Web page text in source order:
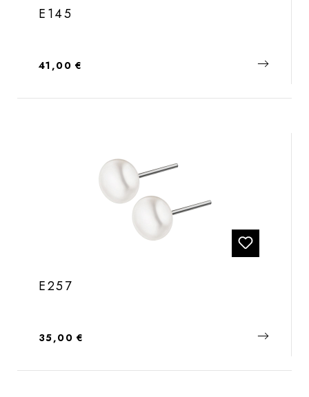
E145
Regulärer Preis:
41,00 €
E257
Regulärer Preis:
35,00 €